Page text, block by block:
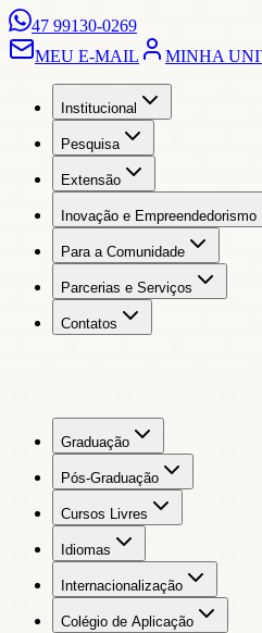
47 99130-0269
MEU E-MAIL
MINHA
Institucional
Pesquisa
Extensão
Inovação e Empreendedorismo
Para a Comunidade
Parcerias e Serviços
Contatos
Graduação
Pós-Graduação
Cursos Livres
Idiomas
Internacionalização
Colégio de Aplicação